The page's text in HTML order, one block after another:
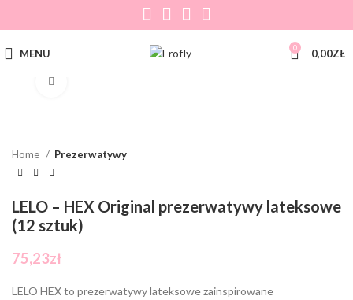
MENU 0 0,00ZŁ
Home Prezerwatywy
LELO – HEX Original prezerwatywy lateksowe
(12 sztuk)
75,23zł
LELO HEX to prezerwatywy lateksowe zainspirowane